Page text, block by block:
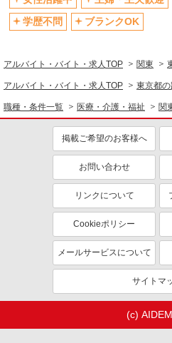
制服貸与
同じ職種から求人を探す
介護職・ヘルパー
同じ特徴から求人を探す
ボーナス・賞与あり
交通費支給
産休・育休取得実績あり
学歴不問
ブランクOK
アルバイト・バイト・求人TOP 関東
アルバイト・バイト・求人TOP 東京都の
職種・条件一覧 医療・介護・福祉 関
掲載ご希望のお客様へ
お問い合わせ
リンクについて
Cookieポリシー
メールサービスについて
サイトマ
(c)